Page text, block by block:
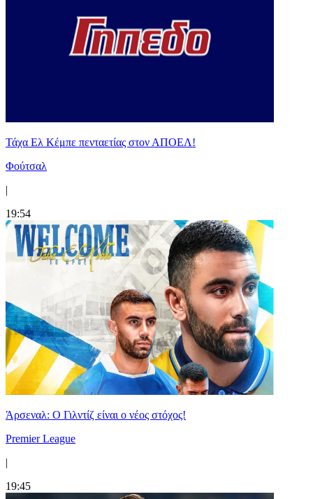
Τάχα Ελ Κέμπε πενταετίας στον ΑΠΟΕΛ!
Φούτσαλ
|
19:54
Άρσεναλ: Ο Γιλντίζ είναι ο νέος στόχος!
Premier League
|
19:45